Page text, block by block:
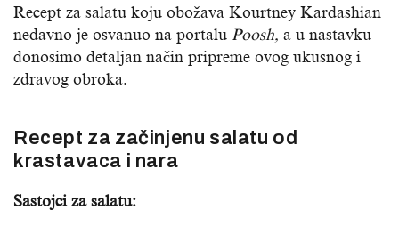
Recept za salatu koju obožava Kourtney Kardashian
nedavno je osvanuo na portalu Poosh, a u nastavku
donosimo detaljan način pripreme ovog ukusnog i
zdravog obroka.
Recept za začinjenu salatu od
krastavaca i nara
Sastojci za salatu: